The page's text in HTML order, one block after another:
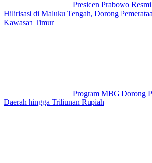
Presiden Prabowo
Hilirisasi di Maluku Tengah, Dorong
Kawasan Timur
Program MBG Dorong
Daerah hingga Triliunan Rupiah